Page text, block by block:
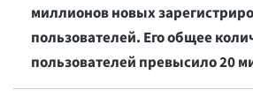
миллионов новых
пользователей. Его общее
пользователей превысило 20